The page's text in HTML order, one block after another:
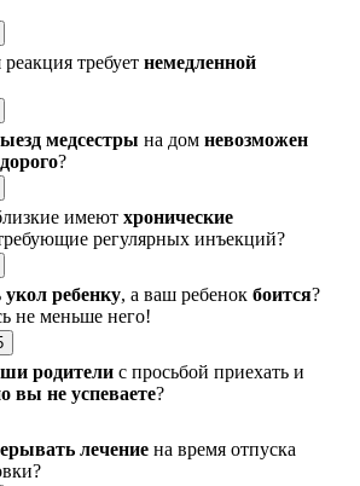
требует немедленной
медсестры на дом невозможен
дорого?
имеют хронические
регулярных инъекций?
укол ребенку, а ваш ребенок боится?
не меньше него!
родители с просьбой приехать и
вы не успеваете?
лечение на время отпуска